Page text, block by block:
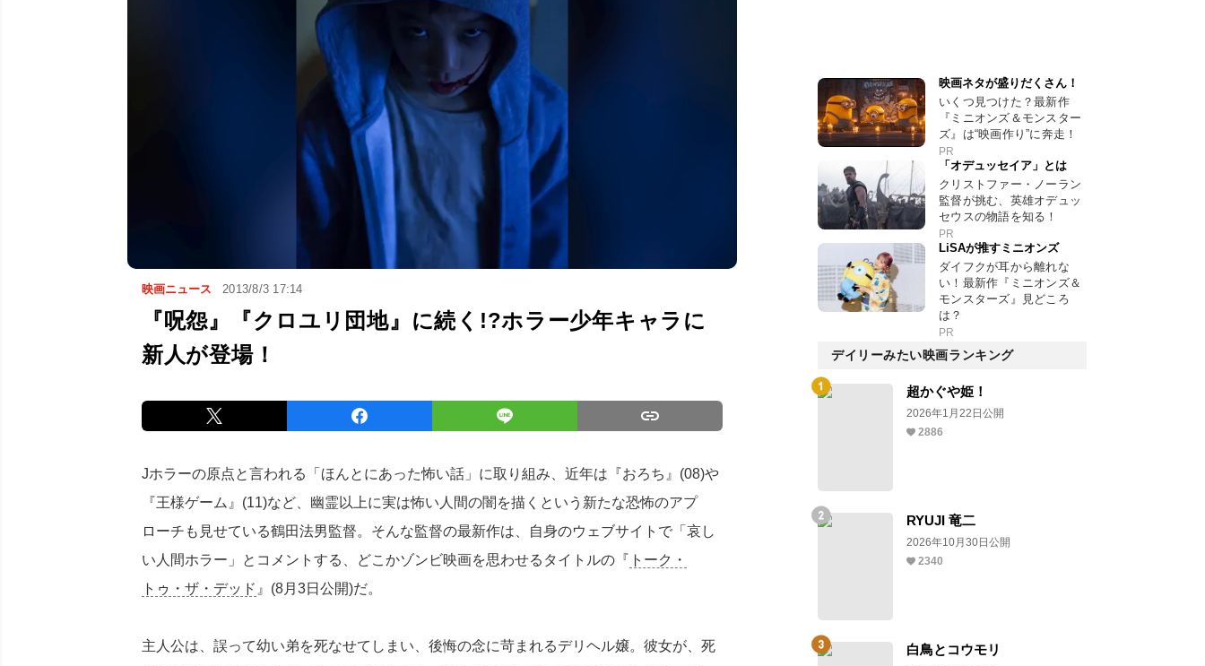
映画ニュース 2013/8/3 17:14
『呪怨』『クロユリ団地』に続く!?ホラー少年キャラに
新人が登場！
Jホラーの原点と言われる「ほんとにあった怖い話」に取り組み、近年は『おろち』(08)や
『王様ゲーム』(11)など、幽霊以上に実は怖い人間の闇を描くという新たな恐怖のアプ
ローチも見せている鶴田法男監督。そんな監督の最新作は、自身のウェブサイトで「哀し
い人間ホラー」とコメントする、どこかゾンビ映画を思わせるタイトルの『 トーク・
トゥ・ザ・デッド 』(8月3日公開)だ。
主人公は、誤って幼い弟を死なせてしまい、後悔の念に苛まれるデリヘル嬢。彼女が、死
映画ネタが盛りだくさん！
いくつ見つけた？最新作
『ミニオンズ＆モンスター
ズ』は“映画作り”に奔走！
PR
「オデュッセイア」とは
クリストファー・ノーラン
監督が挑む、英雄オデュッ
セウスの物語を知る！
PR
LiSAが推すミニオンズ
ダイフクが耳から離れな
い！最新作『ミニオンズ＆
モンスターズ』見どころ
は？
PR
デイリーみたい映画ランキング
超かぐや姫！
2026年1月22日公開
2886
RYUJI 竜二
2026年10月30日公開
2340
白鳥とコウモリ